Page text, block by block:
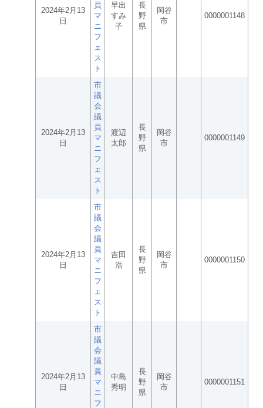
2024年2月13
日
員
マ
ニ
フ
ェ
ス
ト
早出
すみ
子
長
野
県
岡谷
市
0000001148
2024年2月13
日
市
議
会
議
員
マ
ニ
フ
ェ
ス
ト
渡辺
太郎
長
野
県
岡谷
市
0000001149
2024年2月13
日
市
議
会
議
員
マ
ニ
フ
ェ
ス
ト
吉田
浩
長
野
県
岡谷
市
0000001150
2024年2月13
日
市
議
会
議
員
マ
ニ
フ
中島
秀明
長
野
県
岡谷
市
0000001151